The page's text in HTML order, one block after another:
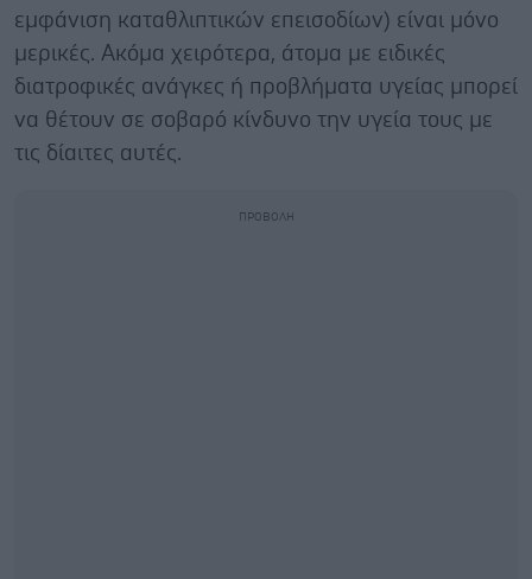
εμφάνιση καταθλιπτικών επεισοδίων) είναι μόνο
μερικές. Ακόμα χειρότερα, άτομα με ειδικές
διατροφικές ανάγκες ή προβλήματα υγείας μπορεί
να θέτουν σε σοβαρό κίνδυνο την υγεία τους με
τις δίαιτες αυτές.